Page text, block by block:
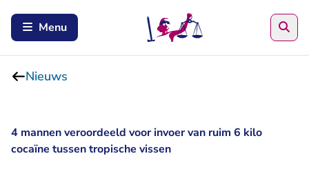
Menu
Nieuws
4 mannen veroordeeld voor invoer van ruim 6 kilo
cocaïne tussen tropische vissen